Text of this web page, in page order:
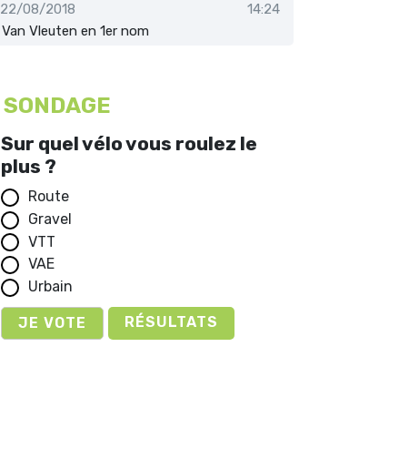
22/08/2018
14:24
Van Vleuten en 1er nom
SONDAGE
Sur quel vélo vous roulez le
plus ?
Route
Gravel
VTT
VAE
Urbain
RÉSULTATS